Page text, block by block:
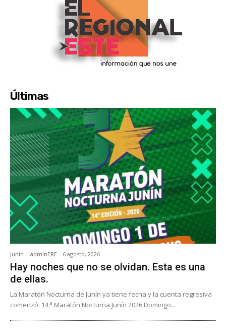
Últimas
Junín adminERE - 6 agosto, 2026
Hay noches que no se olvidan. Esta es una
de ellas.
La Maratón Nocturna de Junín ya tiene fecha y la cuenta regresiva
comenzó. 14.ª Maratón Nocturna Junín 2026 Domingo...